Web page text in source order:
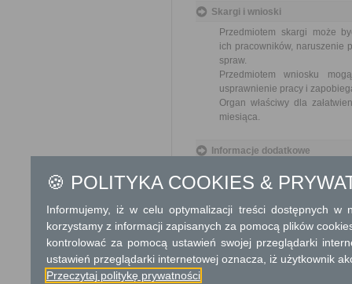
Skargi i wnioski
Przedmiotem skargi może
ich pracowników, naruszenie
spraw.
Przedmiotem wniosku
usprawnienie pracy i
Organ właściwy dla
miesiąca.
Informacje dodatkowe
się w drodze
r. o rodzinnych ogrodach
Podstawa prawna
Ustawa z dnia 23
🍪 POLITYKA COOKIES &
Informujemy, iż w celu optymalizacji treści dostępnych w
korzystamy z informacji zapisanych za pomocą plików
kontrolować za pomocą ustawień swojej przeglądarki
ustawień przeglądarki internetowej oznacza, iż użytkownik
Przeczytaj politykę prywatności